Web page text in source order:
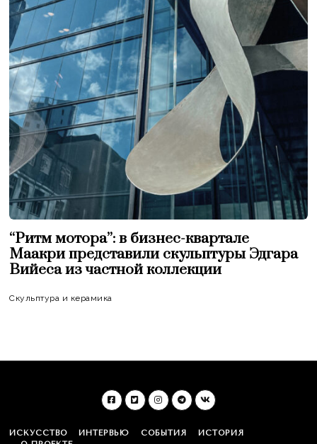
“Ритм мотора”: в бизнес-квартале
Маакри представили скульптуры Эдгара
Вийеса из частной коллекции
Скульптура и керамика
ИСКУССТВО ИНТЕРВЬЮ СОБЫТИЯ
ИСТОРИЯ